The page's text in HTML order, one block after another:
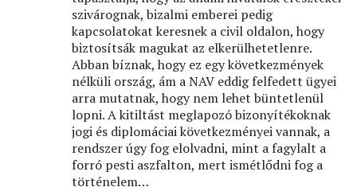
szivárognak, bizalmi emberei pedig
kapcsolatokat keresnek a civil oldalon, hogy
biztosítsák magukat az elkerülhetetlenre.
Abban bíznak, hogy ez egy következmények
nélküli ország, ám a NAV eddig felfedett ügyei
arra mutatnak, hogy nem lehet büntetlenül
lopni. A kitiltást meglapozó bizonyítékoknak
jogi és diplomáciai következményei vannak, a
rendszer úgy fog elolvadni, mint a fagylalt a
forró pesti aszfalton, mert ismétlődni fog a
történelem…